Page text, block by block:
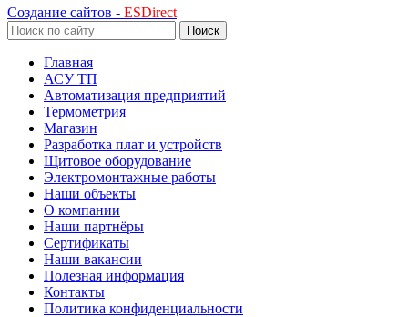
Создание сайтов - ESDirect
Поиск
Главная
АСУ ТП
Автоматизация предприятий
Термометрия
Магазин
Разработка плат и устройств
Щитовое оборудование
Электромонтажные работы
Наши объекты
О компании
Наши партнёры
Сертификаты
Наши вакансии
Полезная информация
Контакты
Политика конфиденциальности